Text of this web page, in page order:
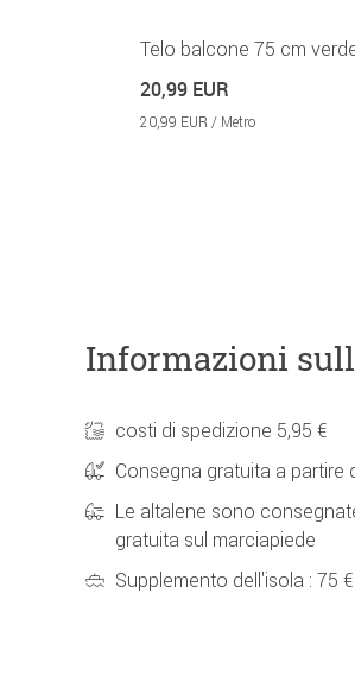
Telo balcone 75 cm
20,99 EUR
20,99 EUR / Metro
Informazioni
costi di spedizione 5,95 €
Consegna gratuita a partire
Le altalene sono
gratuita sul marciapiede
Supplemento dell'isola : 75 €